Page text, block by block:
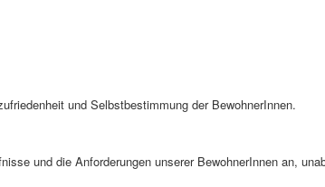
und Selbstbestimmung der BewohnerInnen.
und die Anforderungen unserer BewohnerInnen an,